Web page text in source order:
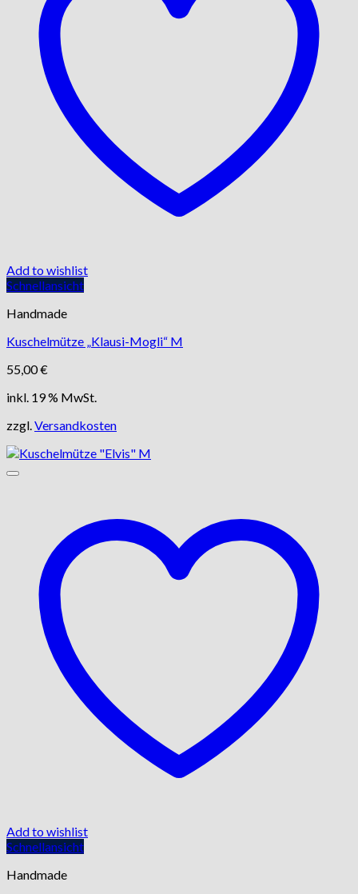
Add to wishlist
Schnellansicht
Handmade
Kuschelmütze „Klausi-Mogli“ M
55,00€
inkl. 19 % MwSt.
zzgl.Versandkosten
Add to wishlist
Schnellansicht
Handmade